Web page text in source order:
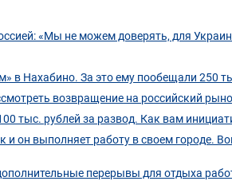
«Мы не можем доверять, для
в Нахабино. За это ему пообещали 250
возвращение на российский
тыс. рублей за развод. Как вам
он выполняет работу в своем городе.
перерывы для отдыха